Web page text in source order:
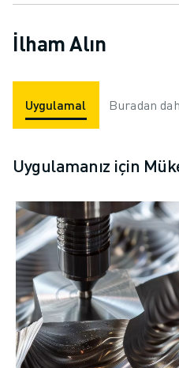
İlham Alın
Uygulamalar Endüstriler
Buradan
Uygulamanız için